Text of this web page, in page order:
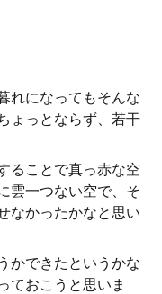
れになってもそんな
ょっとならず、若干
ることで真っ赤な空
雲一つない空で、そ
なかったかなと思い
かできたというかな
ておこうと思いま